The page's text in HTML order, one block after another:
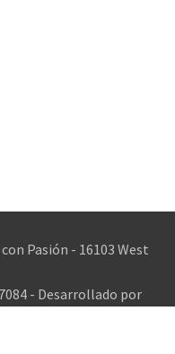
Pasión - 16103 West
- Desarrollado por